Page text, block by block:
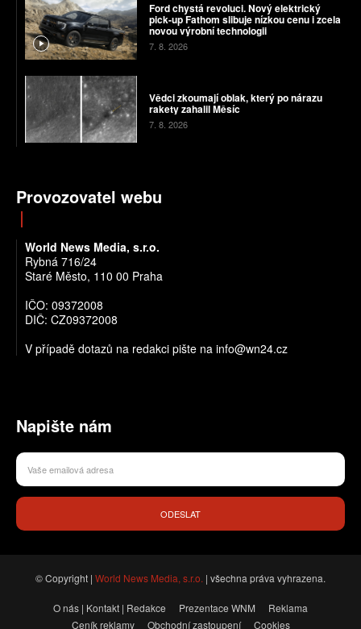
Ford chystá revoluci. Nový elektrický
pick-up Fathom slibuje nízkou cenu i zcela
novou výrobní technologii
7. 8. 2026
Vědci zkoumají oblak, který po nárazu
rakety zahalil Měsíc
7. 8. 2026
Provozovatel webu
World News Media, s.r.o.
Rybná 716/24
Staré Město, 110 00 Praha
IČO: 09372008
DIČ: CZ09372008
V případě dotazů na redakci pište na info@wn24.cz
Napište nám
ODESLAT
© Copyright | World News Media, s.r.o. | všechna práva vyhrazena.
O nás | Kontakt | Redakce Prezentace WNM
Reklama
Ceník reklamy
Obchodní zastoupení Cookies